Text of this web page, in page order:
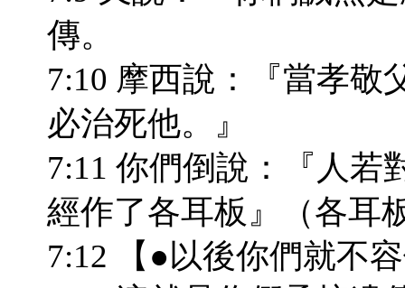
傳。
7:10 摩西說：『當孝敬
必治死他。』
7:11 你們倒說：『人若
經作了各耳板』（各耳
7:12 【●以後你們就不